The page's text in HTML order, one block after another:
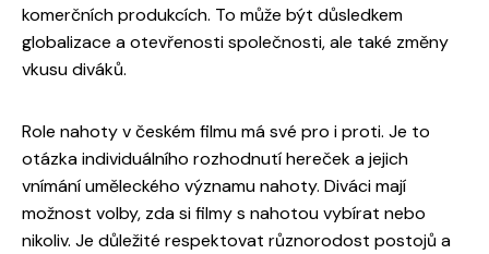
komerčních produkcích. To může být důsledkem
globalizace a otevřenosti společnosti, ale také změny
vkusu diváků.
Role nahoty v českém filmu má své pro i proti. Je to
otázka individuálního rozhodnutí hereček a jejich
vnímání uměleckého významu nahoty. Diváci mají
možnost volby, zda si filmy s nahotou vybírat nebo
nikoliv. Je důležité respektovat různorodost postojů a